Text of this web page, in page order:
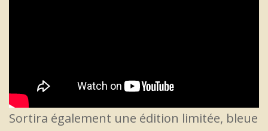
Sortira également une édition limitée, bleue